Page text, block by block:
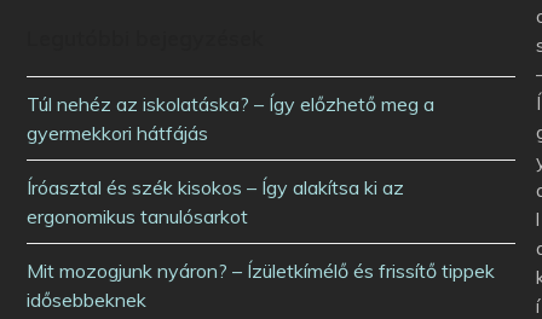
Túl nehéz az iskolatáska? – Így előzhető meg a
gyermekkori hátfájás
Íróasztal és szék kisokos – Így alakítsa ki az
ergonomikus tanulósarkot
Mit mozogjunk nyáron? – Ízületkímélő és frissítő tippek
idősebbeknek
Í
l
í